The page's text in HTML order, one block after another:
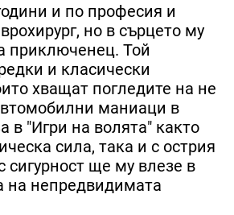
и по професия и
но в сърцето му
приключенец.​ Той
и класически
хващат погледите на не
маниаци в
в "Игри на волята" както
сила, така и с острия
сигурност ще му влезе в
на непредвидимата